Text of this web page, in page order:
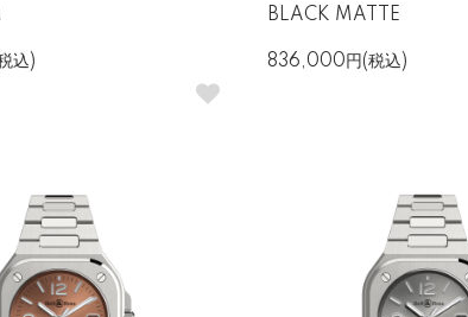
込)
BLACK MATTE
836,000円(税込)